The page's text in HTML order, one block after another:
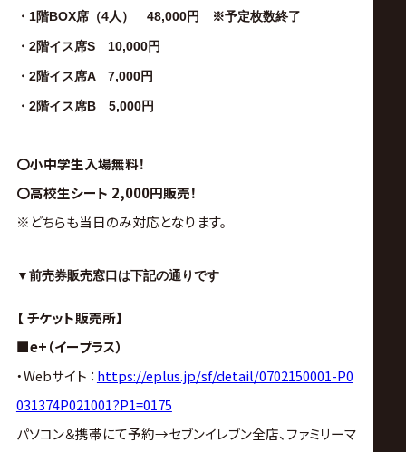
・1階BOX席（4人） 48,000円 ※予定枚数終了
・2階イス席S 10,000円
・2階イス席A 7,000円
・2階イス席B 5,000円
〇小中学生入場無料！
〇高校生シート 2,000円販売！
※どちらも当日のみ対応となります。
▼前売券販売窓口は下記の通りです
【 チケット販売所】
■e+（イープラス）
・Webサイト ： https://eplus.jp/sf/detail/0702150001-P0
031374P021001?P1=0175
パソコン＆携帯にて予約→セブンイレブン全店、ファミリーマ